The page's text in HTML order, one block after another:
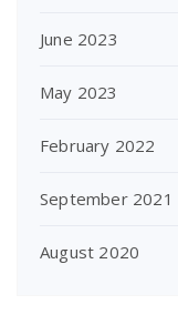
June 2023
May 2023
February 2022
September 2021
August 2020